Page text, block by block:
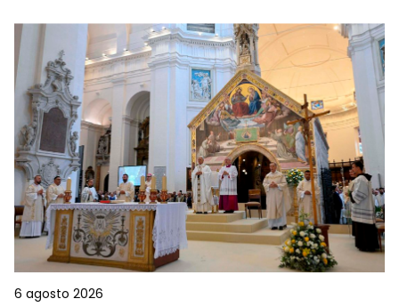
6 agosto 2026